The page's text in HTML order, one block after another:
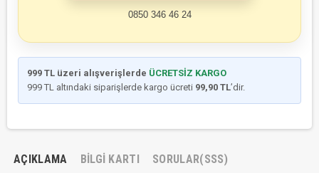
0850 346 46 24
999 TL üzeri alışverişlerde ÜCRETSİZ KARGO
999 TL altındaki siparişlerde kargo ücreti 99,90 TL’dir.
AÇIKLAMA BILGI KARTI SORULAR(SSS)